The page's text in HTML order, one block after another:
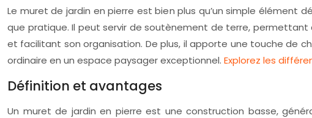
Le muret de jardin en pierre est bien plus qu’un simple élément
que pratique. Il peut servir de soutènement de terre, permettant
et facilitant son organisation. De plus, il apporte une touche de
ordinaire en un espace paysager exceptionnel. Explorez les
Définition et avantages
Un muret de jardin en pierre est une construction basse,